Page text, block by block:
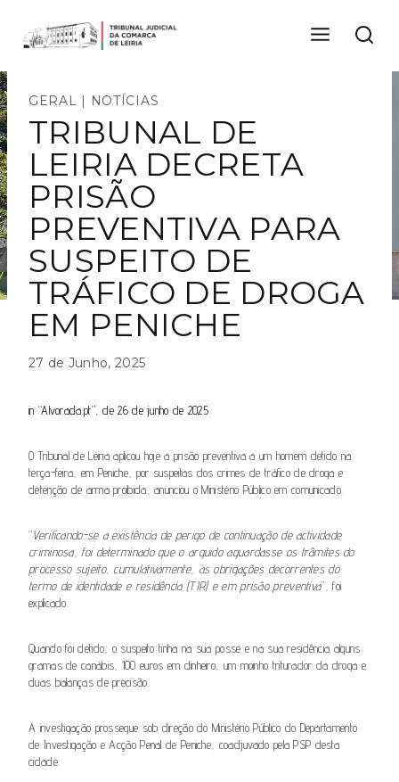
content
GERAL | NOTÍCIAS
TRIBUNAL DE
LEIRIA DECRETA
PRISÃO
PREVENTIVA PARA
SUSPEITO DE
TRÁFICO DE DROGA
EM PENICHE
27 de Junho, 2025
in “Alvorada.pt”, de 26 de junho de 2025
O Tribunal de Leiria aplicou hoje a prisão preventiva a um homem detido na
terça-feira, em Peniche, por suspeitas dos crimes de tráfico de droga e
detenção de arma proibida, anunciou o Ministério Público em comunicado.
“Verificando-se a existência de perigo de continuação de actividade
criminosa, foi determinado que o arguido aguardasse os trâmites do
processo sujeito, cumulativamente, às obrigações decorrentes do
termo de identidade e residência (TIR) e em prisão preventiva”, foi
explicado.
Quando foi detido, o suspeito tinha na sua posse e na sua residência alguns
gramas de canábis, 100 euros em dinheiro, um moinho triturador da droga e
duas balanças de precisão.
A investigação prossegue sob direção do Ministério Público do Departamento
de Investigação e Acção Penal de Peniche, coadjuvado pela PSP desta
cidade.